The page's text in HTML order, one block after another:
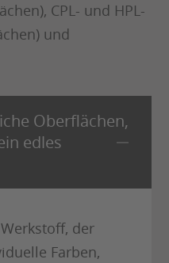
CPL- und HPL-
und
Oberflächen,
edles
der
Farben,